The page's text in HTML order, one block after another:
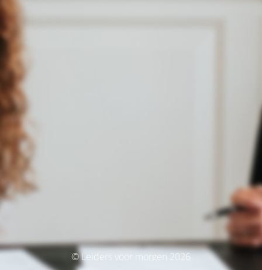
© Leiders voor morgen 2026